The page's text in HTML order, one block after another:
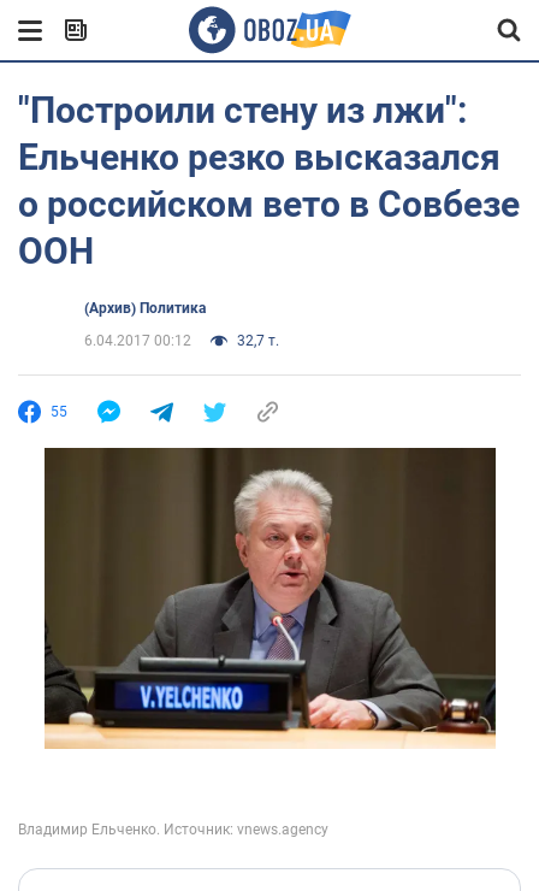
"Построили стену из лжи":
Ельченко резко высказался
о российском вето в Совбезе
ООН
(Архив) Политика
6.04.2017 00:12
32,7 т.
55